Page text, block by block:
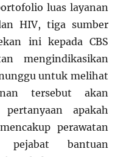
luas layanan
HIV, tiga sumber
ini kepada CBS
mengindikasikan
untuk melihat
tersebut akan
apakah
perawatan
pejabat bantuan